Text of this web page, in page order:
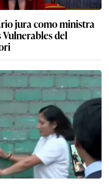
jura como ministra
del